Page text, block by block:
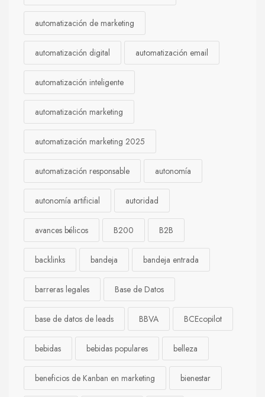
automatización de marketing
automatización digital automatización email
automatización inteligente
automatización marketing
automatización marketing 2025
automatización responsable autonomía
autonomía artificial autoridad
avances bélicos B200 B2B
backlinks bandeja bandeja entrada
barreras legales Base de Datos
base de datos de leads BBVA BCEcopilot
bebidas bebidas populares belleza
beneficios de Kanban en marketing bienestar